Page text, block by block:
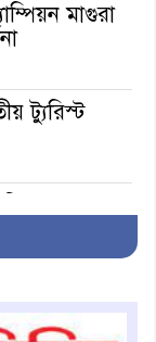
মাগুরা
ট্যুরিস্ট